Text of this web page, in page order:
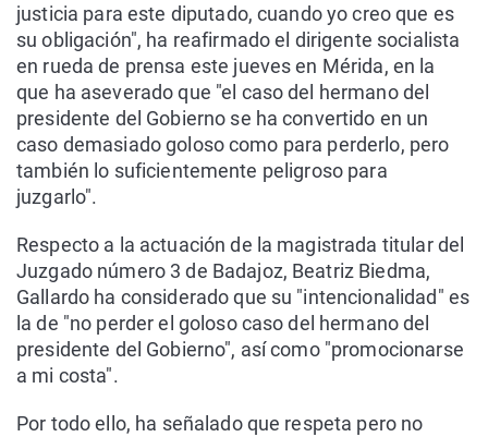
justicia para este diputado, cuando yo creo que es
su obligación", ha reafirmado el dirigente socialista
en rueda de prensa este jueves en Mérida, en la
que ha aseverado que "el caso del hermano del
presidente del Gobierno se ha convertido en un
caso demasiado goloso como para perderlo, pero
también lo suficientemente peligroso para
juzgarlo".
Respecto a la actuación de la magistrada titular del
Juzgado número 3 de Badajoz, Beatriz Biedma,
Gallardo ha considerado que su "intencionalidad" es
la de "no perder el goloso caso del hermano del
presidente del Gobierno", así como "promocionarse
a mi costa".
Por todo ello, ha señalado que respeta pero no